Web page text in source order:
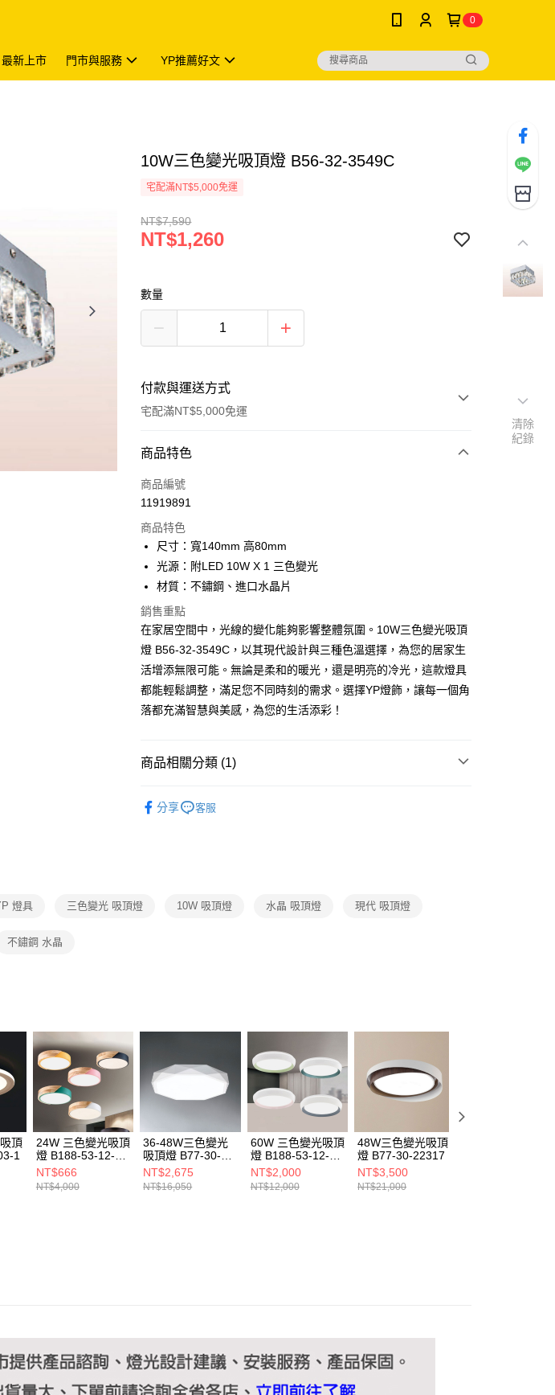
0
最新上市 門市與服務 YP推薦好文
10W三色變光吸頂燈 B56-32-3549C
宅配滿NT$5,000免運
NT$7,590
NT$1,260
數量
付款與運送方式
宅配滿NT$5,000免運
付款方式
信用卡一次付款
Apple Pay
街口支付
Google Pay
AFTEE先享後付
相關說明
便利好安心！
１．簡單：不需註冊會員、不需綁卡、不需儲值。
／ATM／網路銀行／等多元方式進行付款，方視為交易完成。
※ 請注意：結帳手續完成當下不需立刻繳費，但若您需要取消訂單，請聯
求債權轉讓予恩沛科技股份有限公司。
２．關於個人資料處理事宜，請瀏覽以下網址：
https://aftee.tw/terms/#terms3
３．未成年的使用者請事先徵得法定代理人或監護人之同意方可使用
「AFTEE先享後付」，若未經同意申辦者引起之損失，本公司不負相關責
任。
４．使用「AFTEE先享後付」時，將依據個別帳號之用戶狀況，依本公司
即時審查核予不同之上限額度；若仍有額度不足之情形，本公司將視審查
結果請求用戶進行身份認證。
５．嚴禁一人註冊多個帳號或使用他人資訊註冊。若發現惡意使用之情
新竹貨運宅配
商品特色
商品編號
11919891
商品特色
尺寸：寬140mm 高80mm
光源：附LED 10W X 1 三色變光
材質：不鏽鋼、進口水晶片
銷售重點
在家居空間中，光線的變化能夠影響整體氛圍。10W三色變光吸頂
燈 B56-32-3549C，以其現代設計與三種色溫選擇，為您的居家生
活增添無限可能。無論是柔和的暖光，還是明亮的冷光，這款燈具
都能輕鬆調整，滿足您不同時刻的需求。選擇YP燈飾，讓每一個角
落都充滿智慧與美感，為您的生活添彩！
商品相關分類 (1)
吸頂燈
分享 客服
燈具 三色變光 吸頂燈 10W 吸頂燈 水晶 吸頂燈 現代 吸頂燈
不鏽鋼 水晶
頂
1
24W 三色變光吸頂
燈 B188-53-12-
2511 2512 2513
2514 2515
NT$666
NT$4,000
36-48W三色變光
吸頂燈 B77-30-
22312A 22312B
NT$2,675
NT$16,050
60W 三色變光吸頂
燈 B188-53-12-
2373 2374 2375
2376
NT$2,000
NT$12,000
48W三色變光吸頂
燈 B77-30-22317
NT$3,500
NT$21,000
清除
紀錄